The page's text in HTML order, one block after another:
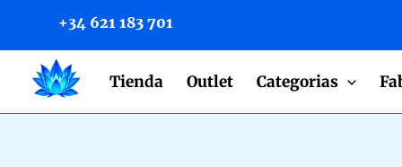
+34 621 183 701
Tienda Outlet Categorias